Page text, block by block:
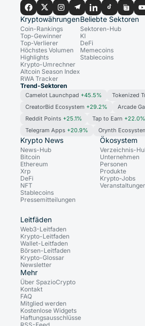
Kryptowährungen
Coin-Rankings
Top-Gewinner
Top-Verlierer
Höchstes Volumen
Highlights
Krypto-Umrechner
Altcoin Season Index
RWA Tracker
Beliebte Sektoren
Sektoren-Hub
KI
DeFi
Memecoins
Stablecoins
Trend-Sektoren
Camelot Launchpad +45.5% Tokenized
CreatorBid Ecosystem +29.2% Arcade
Reddit Points +25.1% Tap to Earn +22.0%
Telegram Apps +20.9% Orynth
Krypto News
News-Hub
Bitcoin
Ethereum
Xrp
DeFi
NFT
Stablecoins
Pressemitteilungen
Ökosystem
Verzeichnis-
Unternehmen
Personen
Produkte
Krypto-Jobs
Leitfäden
Web3-Leitfaden
Krypto-Leitfaden
Wallet-Leitfaden
Börsen-Leitfaden
Krypto-Glossar
Newsletter
Mehr
Über SpazioCrypto
Kontakt
FAQ
Mitglied werden
Kostenlose Widgets
Haftungsausschlüsse